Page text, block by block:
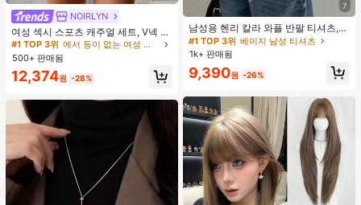
NOIRLYN
여성 섹시 스포츠 캐주얼 세트, V넥 상
의와 타이트 반바지 포함, 달리기, 피
트니스 및 기타 여름 우아한 행사에 적
#1 TOP 3위
거의 매진!
#1 TOP 3위
에서 등이 없는 여성 투피스 의상
거의 매진!
#1 TOP 3위
에서 등이 없는 여성 투피스 의상
거의 매진!
#1 TOP 3위
거의 매진!
500+ 판매됨
12,374원 -28%
7
남성용 헨리 칼라 와플 반팔 티셔츠,
가볍고 통기성이 좋은 기본 티, 미국
미니멀리스트 스타일, 올 시즌
#1 TOP 3위 베이지 남성 티셔츠
1k+ 판매됨
9,390원 -26%